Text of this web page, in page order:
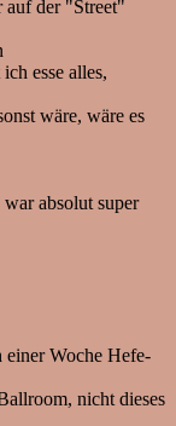
auf der "Street"
esse alles,
wäre, wäre es
war absolut super
Woche Hefe-
nicht dieses